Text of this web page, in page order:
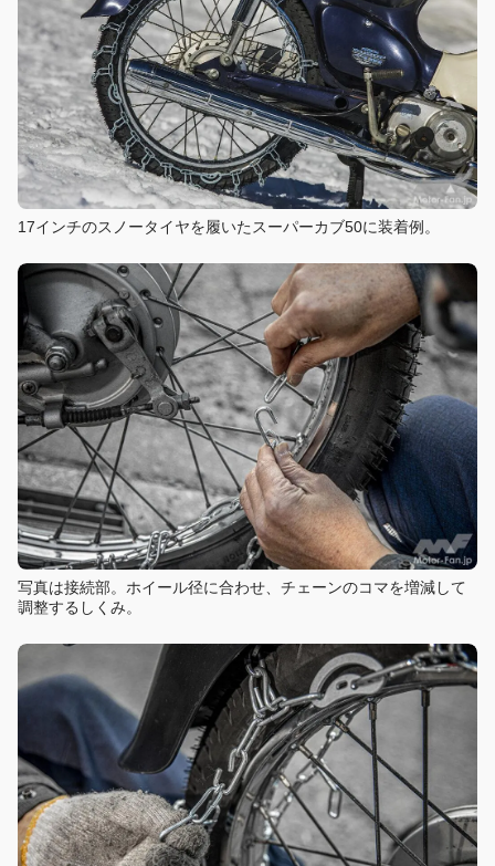
17インチのスノータイヤを履いたスーパーカブ50に装着例。
写真は接続部。ホイール径に合わせ、チェーンのコマを増減して
調整するしくみ。